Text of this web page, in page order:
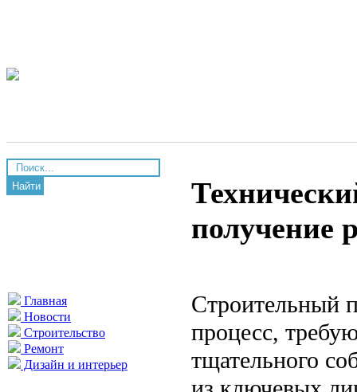
Найти
Главная
Новости
Строительство
Ремонт
Дизайн и интерьер
получение
Строительный
процесс,
тщательного